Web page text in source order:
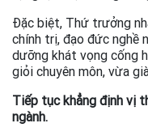
Đặc biệt, Thứ trưởng
chính trị, đạo đức nghề
dưỡng khát vọng cống
giỏi chuyên môn, vừa
Tiếp tục khẳng định vị
ngành.